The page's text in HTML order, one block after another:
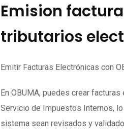
Emision
tributarios
Emitir Facturas Electrónicas con
En OBUMA, puedes crear
Servicio de Impuestos Internos,
sistema sean revisados y